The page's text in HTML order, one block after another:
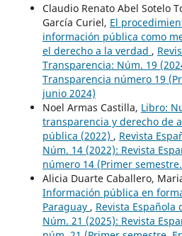
Claudio Renato Abel Sotelo
García Curiel, El
información pública como
el derecho a la verdad ,
Transparencia: Núm. 19
Transparencia número 19
junio 2024)
Noel Armas Castilla, Libro:
transparencia y derecho de
pública (2022) , Revista
Núm. 14 (2022): Revista
número 14 (Primer
Alicia Duarte Caballero,
Información pública en
Paraguay , Revista Española
Núm. 21 (2025): Revista